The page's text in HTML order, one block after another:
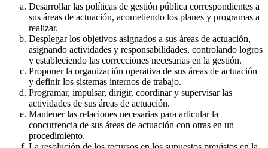
Desarrollar las políticas de gestión pública correspondientes a
sus áreas de actuación, acometiendo los planes y programas a
realizar.
Desplegar los objetivos asignados a sus áreas de actuación,
asignando actividades y responsabilidades, controlando logros
y estableciendo las correcciones necesarias en la gestión.
Proponer la organización operativa de sus áreas de actuación
y definir los sistemas internos de trabajo.
Programar, impulsar, dirigir, coordinar y supervisar las
actividades de sus áreas de actuación.
Mantener las relaciones necesarias para articular la
concurrencia de sus áreas de actuación con otras en un
procedimiento.